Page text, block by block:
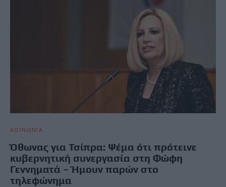
ΚΟΙΝΩΝΙΑ
Όθωνας για Τσίπρα: Ψέμα ότι πρότεινε
κυβερνητική συνεργασία στη Φώφη
Γεννηματά – Ήμουν παρών στο
τηλεφώνημα